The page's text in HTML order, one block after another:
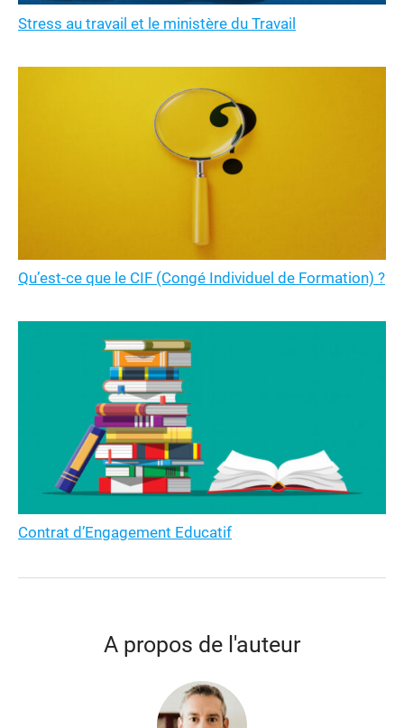
Stress au travail et le ministère du Travail
Qu’est-ce que le CIF (Congé Individuel de Formation) ?
Contrat d’Engagement Educatif
A propos de l'auteur